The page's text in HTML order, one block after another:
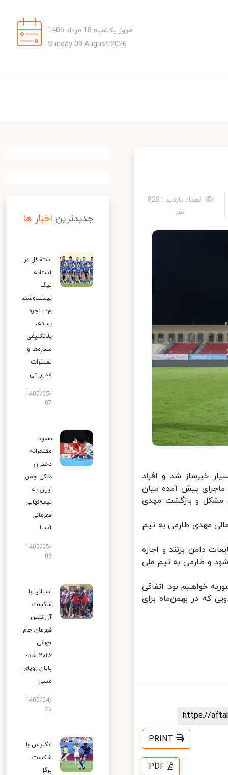
امروز یکشنبه 18 مرداد 1405
Sunday 09 August 2026
تعداد بازدید : 828
نفر
خبرساز شد و افراد
پیش آمده میان
و بازگشت مهدی
مهدی طارمی به تیم
دامن بزنند و اجازه
و طارمی به تیم ملی
خواهیم بود. اتفاقی
که در بهمن‌ماه برای
https://
PRINT
PDF
جدیدترین اخبار ها
استقلال در
آستانه
لیگ
بیست‌وشش
م؛ پنجره
بسته،
بلاتکلیفی
ستاره‌ها و
تغییرات
مدیریتی
1405/05/
07
صعود
مقتدرانه
دختران
هاکی چمن
ایران به
نیمه‌نهایی
قهرمانی
آسیا
1405/05/
03
اسپانیا با
شکست
آرژانتین
قهرمان جام
جهانی
۲۰۲۶ شد؛
پایان رویای
مسی
1405/04/
29
انگلیس با
شکست
پرگل